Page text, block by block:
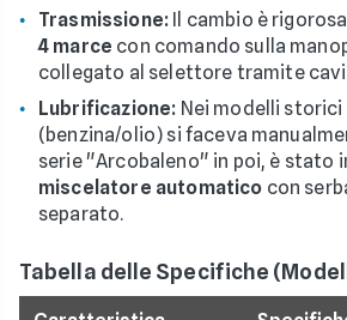
Trasmissione: Il cambio è
4 marce con comando sulla
collegato al selettore tramite
Lubrificazione: Nei modelli storici
(benzina/olio) si faceva
serie "Arcobaleno" in poi, è stato
miscelatore automatico con
separato.
Tabella delle Specifiche